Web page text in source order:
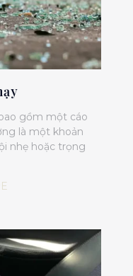
gồm một cáo
là một khoản
nhẹ hoặc trọng